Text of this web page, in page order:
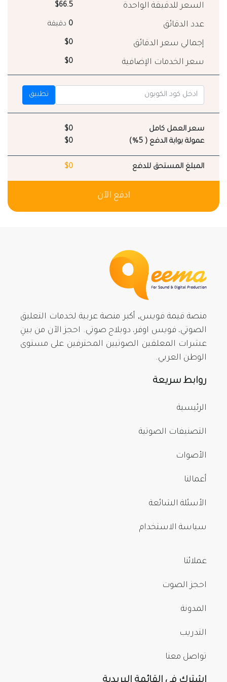
السعر للدقيقة الواحدة $66.5
عدد الدقائق 0 دقيقة
إجمالي سعر الدقائق $0
سعر الخدمات الإضافية $0
تطبيق
سعر العمل كامل
$0
عمولة بوابة الدفع ( 5%)
$0
المبلغ المستحق للدفع $0
ادفع الآن
منصة قيمة فويس, أكبر منصة عربية لخدمات التعليق
الصوتي، فويس اوفر، دوبلاج صوتي. احجز الآن من بينِ
عشرات المعلقين الصوتيين المحترفين على مستوى
الوطن العربي.
روابط سريعة
الرئيسية
التصنيفات الصوتية
الأصوات
أعمالنا
الأسئلة الشائعة
سياسة الاستخدام
عملائنا
احجز الصوت
المدونة
التدريب
تواصل معنا